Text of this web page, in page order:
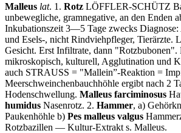
Malleus lat. 1. Rotz LÖFFLER-SCHÜTZ
unbewegliche, gramnegative, an den Enden
Inkubationszeit 3—5 Tage zwecks Diagnose:
und Esels-, nicht Rindviehpfleger, Tierärzte.
Gesicht. Erst Infiltrate, dann "Rotzbubonen".
mikroskopisch, kulturell, Agglutination und
auch STRAUSS = "Mallein”-Reaktion =
Meerschweinchenbauchhöhle ergibt nach 2
Hodenschwellung. Malleus farciminosus
humidus Nasenrotz. 2. Hammer, a)
Paukenhöhle b) Pes malleus valgus
Rotzbazillen — Kultur-Extrakt s. Malleus.